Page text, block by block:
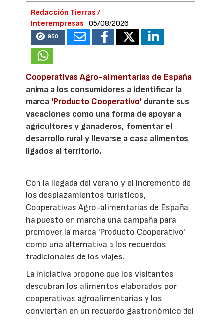
Redacción Tierras /
Interempresas
05/08/2026
950
Cooperativas Agro-alimentarias de España
anima a los consumidores a identificar la
marca 'Producto Cooperativo' durante sus
vacaciones como una forma de apoyar a
agricultores y ganaderos, fomentar el
desarrollo rural y llevarse a casa alimentos
ligados al territorio.
Con la llegada del verano y el incremento de
los desplazamientos turísticos,
Cooperativas Agro-alimentarias de España
ha puesto en marcha una campaña para
promover la marca 'Producto Cooperativo'
como una alternativa a los recuerdos
tradicionales de los viajes.
La iniciativa propone que los visitantes
descubran los alimentos elaborados por
cooperativas agroalimentarias y los
conviertan en un recuerdo gastronómico del